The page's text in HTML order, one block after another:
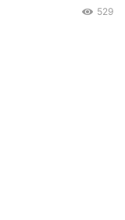
529